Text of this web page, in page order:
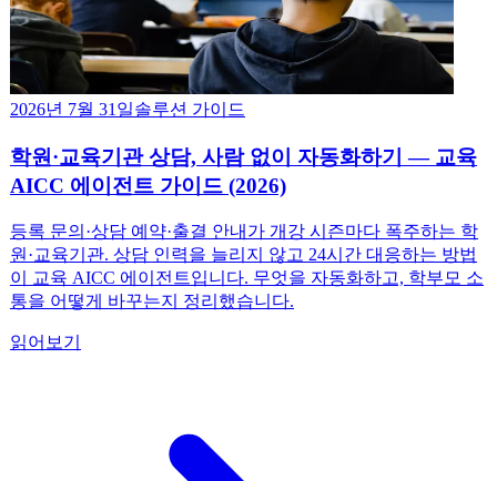
2026년 7월 31일솔루션 가이드
학원·교육기관 상담, 사람 없이 자동화하기 — 교육
AICC 에이전트 가이드 (2026)
등록 문의·상담 예약·출결 안내가 개강 시즌마다 폭주하는 학
원·교육기관. 상담 인력을 늘리지 않고 24시간 대응하는 방법
이 교육 AICC 에이전트입니다. 무엇을 자동화하고, 학부모 소
통을 어떻게 바꾸는지 정리했습니다.
읽어보기